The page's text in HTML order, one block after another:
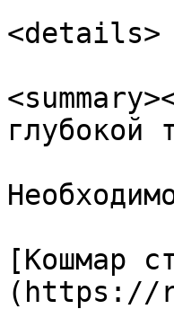
<details>
глубокой
[Кошмар
(https://